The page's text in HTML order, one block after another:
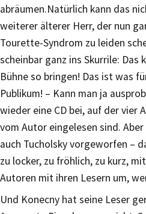
abräumen.Natürlich kann das
weiterer älterer Herr, der nun
Tourette-Syndrom zu leiden
scheinbar ganz ins Skurrile: Das
Bühne so bringen! Das ist was
Publikum! – Kann man ja
wieder eine CD bei, auf der vier
vom Autor eingelesen sind.
auch Tucholsky vorgeworfen –
zu locker, zu fröhlich, zu kurz,
Autoren mit ihren Lesern um,
Und Konecny hat seine Leser